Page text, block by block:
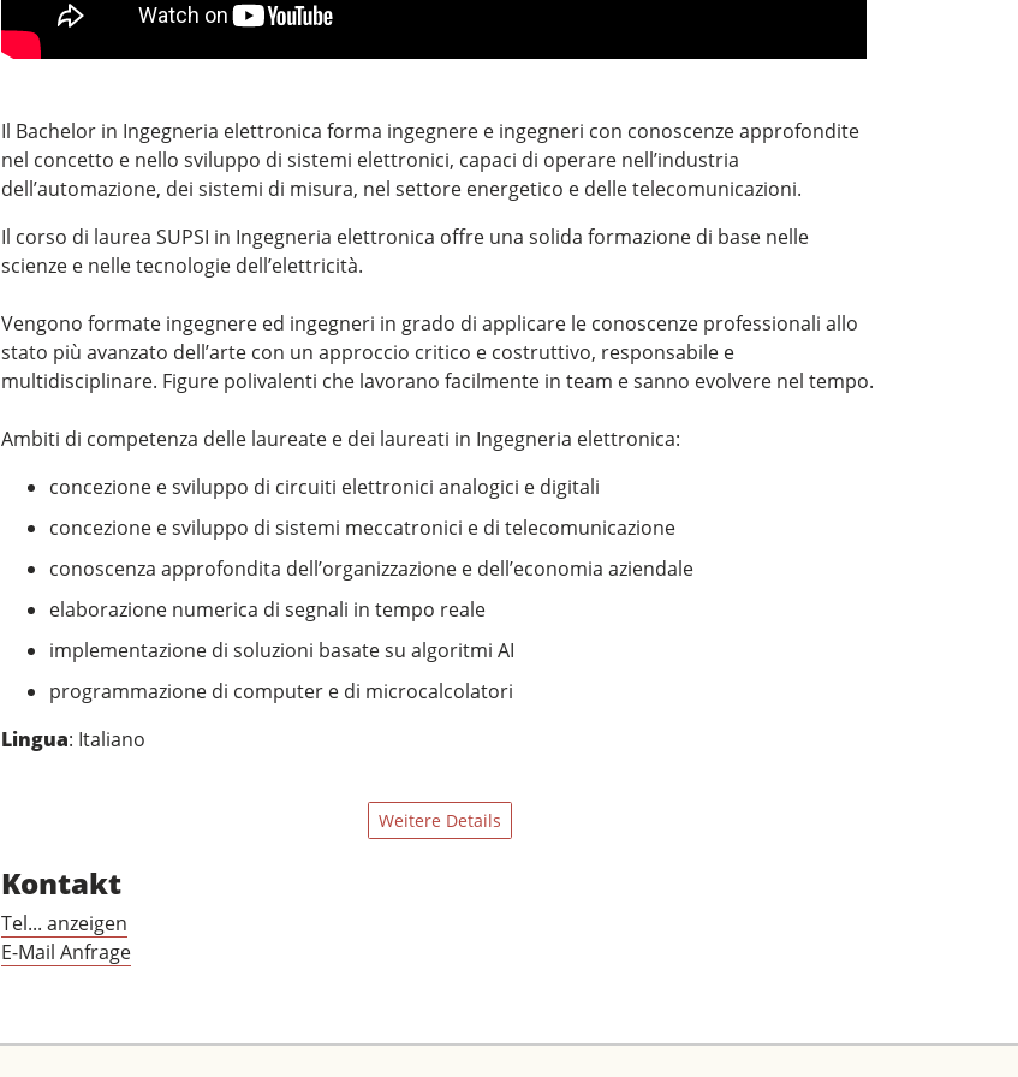
Il Bachelor in Ingegneria elettronica forma ingegnere e ingegneri con conoscenze approfondite
nel concetto e nello sviluppo di sistemi elettronici, capaci di operare nell’industria
dell’automazione, dei sistemi di misura, nel settore energetico e delle telecomunicazioni.
Il corso di laurea SUPSI in Ingegneria elettronica offre una solida formazione di base nelle
scienze e nelle tecnologie dell’elettricità.
Vengono formate ingegnere ed ingegneri in grado di applicare le conoscenze professionali allo
stato più avanzato dell’arte con un approccio critico e costruttivo, responsabile e
multidisciplinare. Figure polivalenti che lavorano facilmente in team e sanno evolvere nel tempo.
Ambiti di competenza delle laureate e dei laureati in Ingegneria elettronica:
concezione e sviluppo di circuiti elettronici analogici e digitali
concezione e sviluppo di sistemi meccatronici e di telecomunicazione
conoscenza approfondita dell’organizzazione e dell’economia aziendale
elaborazione numerica di segnali in tempo reale
implementazione di soluzioni basate su algoritmi AI
programmazione di computer e di microcalcolatori
Lingua: Italiano
Weitere Details
Kontakt
Tel... anzeigen
E-Mail Anfrage